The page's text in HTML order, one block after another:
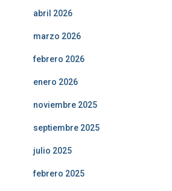
abril 2026
marzo 2026
febrero 2026
enero 2026
noviembre 2025
septiembre 2025
julio 2025
febrero 2025